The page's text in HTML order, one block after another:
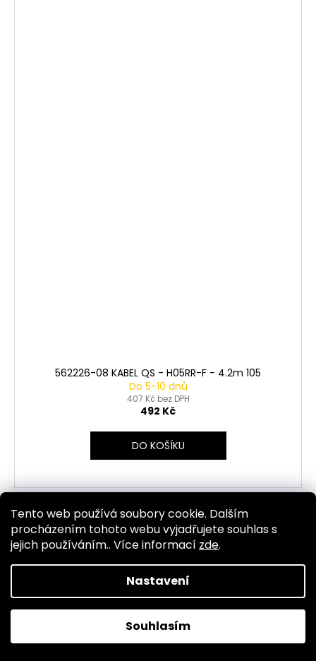
Tento web používá soubory cookie. Dalším
procházením tohoto webu vyjadřujete souhlas s
jejich používáním.. Více informací zde.
Nastavení
Souhlasím
562226-08 KABEL QS - H05RR-F - 4.2m 105
Do 5-10 dnů
407 Kč bez DPH
492 Kč
DO KOŠÍKU